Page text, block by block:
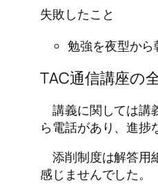
失敗したこと
勉強を夜型から
TAC通信講座の
講義に関しては講
ら電話があり、進捗
添削制度は解答用
感じませんでした。